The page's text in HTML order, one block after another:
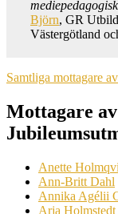
Björn, GR
Västergötland
Samtliga mottagare
Mottagare
Anette
Ann-Britt Dahl
Annika Agélii
Arja Holmstedt